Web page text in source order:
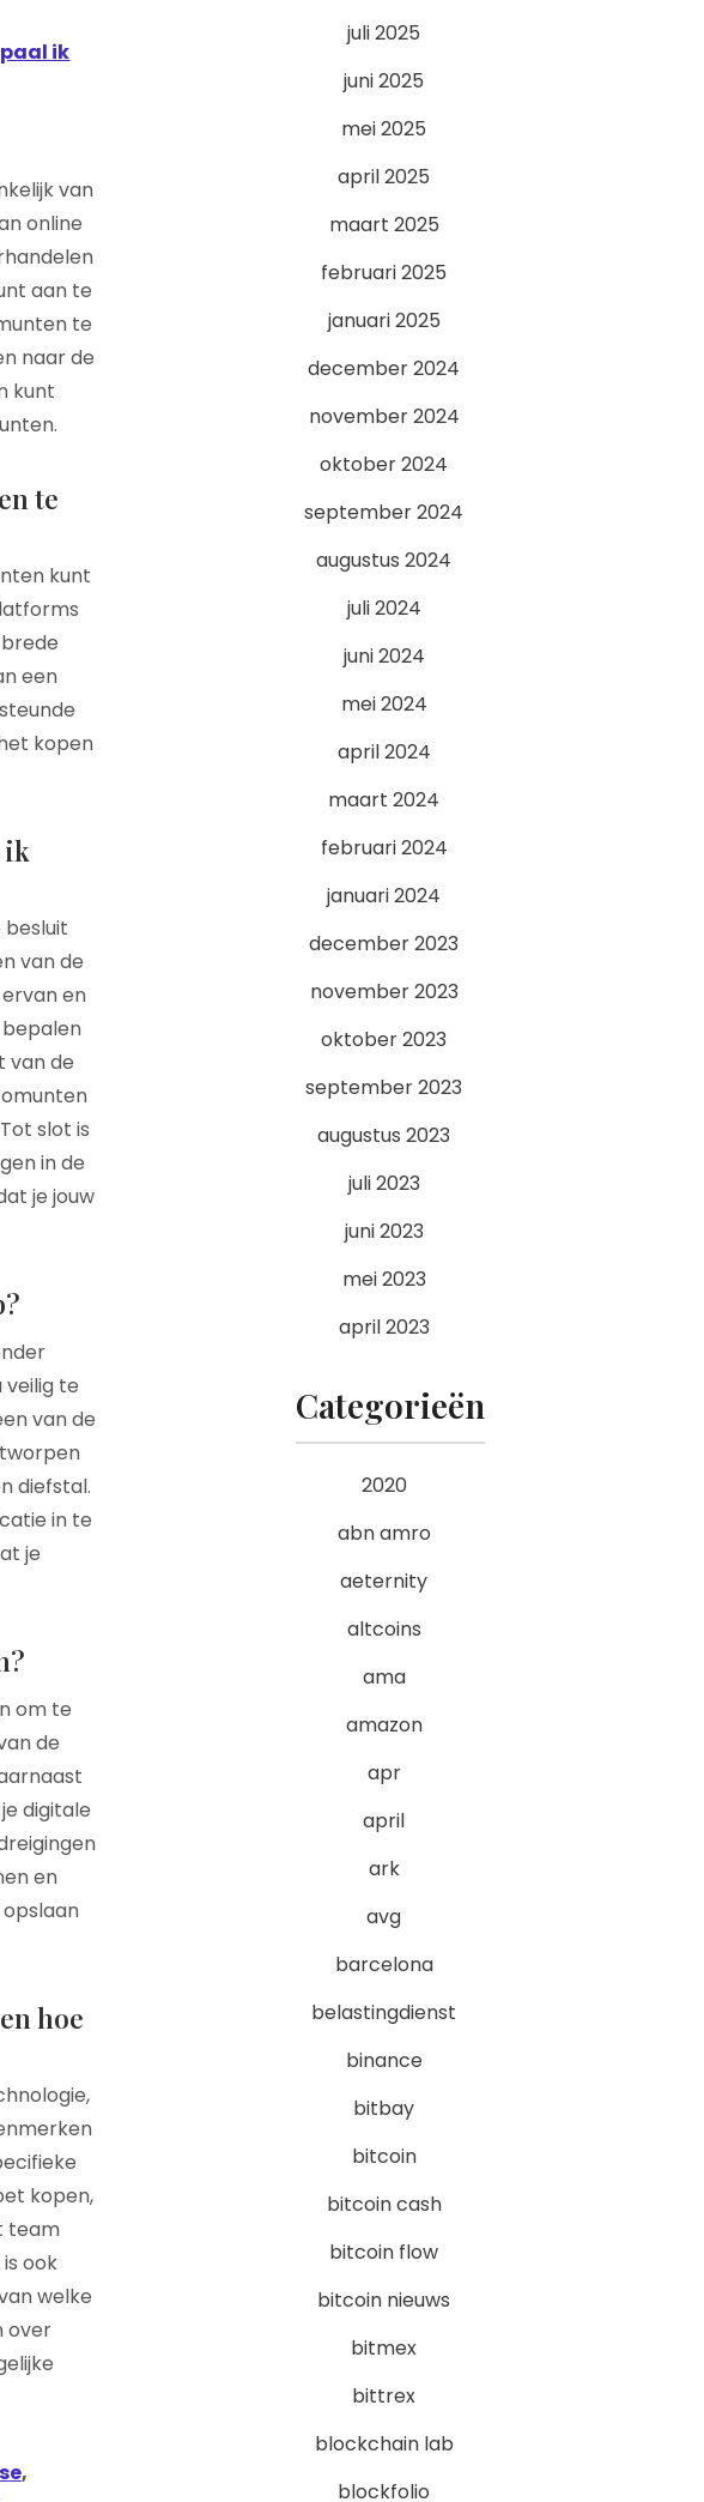
ik
van
online
aan te
te
naar de
kunt
te
kunt
een
kopen
ik
van de
en
van de
slot is
in de
je jouw
te
van de
diefstal.
in te
je
om te
de
digitale
en
hoe
kopen,
team
ook
welke
over
,
juli 2025
juni 2025
mei 2025
april 2025
maart 2025
februari 2025
januari 2025
december 2024
november 2024
oktober 2024
september 2024
augustus 2024
juli 2024
juni 2024
mei 2024
april 2024
maart 2024
februari 2024
januari 2024
december 2023
november 2023
oktober 2023
september 2023
augustus 2023
juli 2023
juni 2023
mei 2023
april 2023
Categorieën
2020
abn amro
aeternity
altcoins
ama
amazon
apr
april
ark
avg
barcelona
belastingdienst
binance
bitbay
bitcoin
bitcoin cash
bitcoin flow
bitcoin nieuws
bitmex
bittrex
blockchain lab
blockfolio